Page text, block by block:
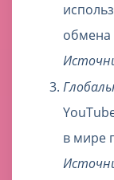
обмена
в мире